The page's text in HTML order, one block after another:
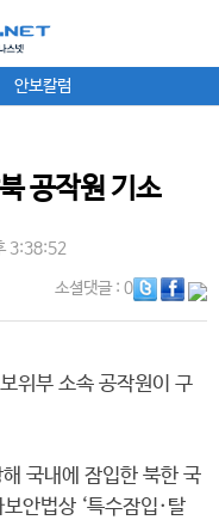
안보칼럼
공작원 기소
3:38:52
소셜댓글: 0
위부 소속 공작원이 구
국내에 잠입한 북한 국
안법상 ‘특수잠입·탈